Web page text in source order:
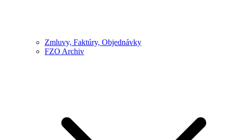
Zmluvy, Faktúry, Objednávky
FZO Archiv